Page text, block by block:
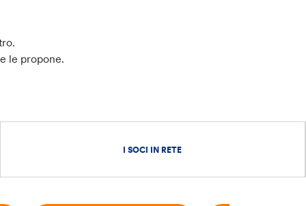
le propone.
I SOCI IN RETE